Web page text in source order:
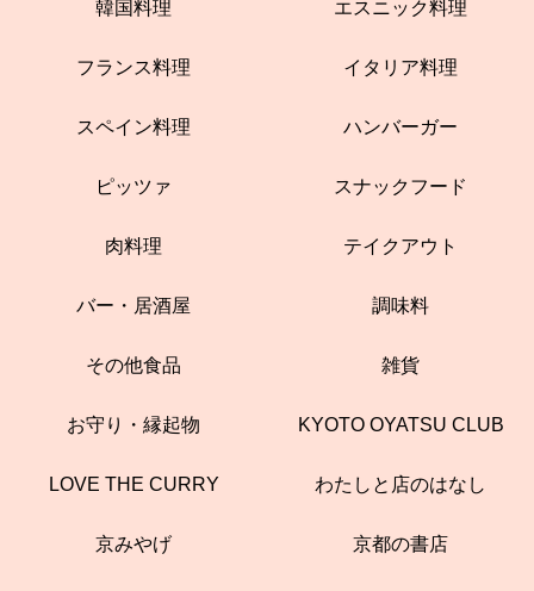
韓国料理 エスニック料理
フランス料理 イタリア料理
スペイン料理 ハンバーガー
ピッツァ スナックフード
肉料理 テイクアウト
バー・居酒屋 調味料
その他食品 雑貨
お守り・縁起物 KYOTO OYATSU CLUB
LOVE THE CURRY わたしと店のはなし
京みやげ 京都の書店